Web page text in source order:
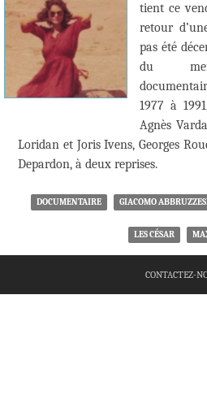
tient ce
retour
pas été
du
1977 à
Agnès
Loridan et Joris Ivens, Georges
Depardon, à deux reprises.
DOCUMENTAIRE GIACOMO
LES CÉSAR
CONTACTEZ-